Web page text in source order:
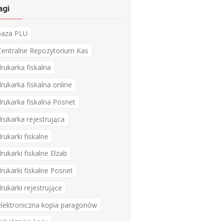
PLU
Repozytorium Kas
fiskalna
fiskalna online
fiskalna Posnet
rejestrująca
fiskalne
fiskalne Elzab
fiskalne Posnet
rejestrujące
kopia paragonów